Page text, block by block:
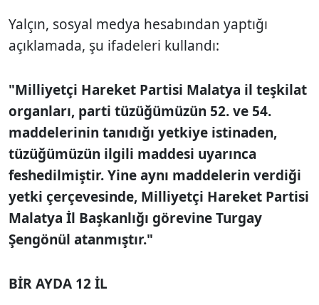
Yalçın, sosyal medya hesabından yaptığı
açıklamada, şu ifadeleri kullandı:
"Milliyetçi Hareket Partisi Malatya il teşkilat
organları, parti tüzüğümüzün 52. ve 54.
maddelerinin tanıdığı yetkiye istinaden,
tüzüğümüzün ilgili maddesi uyarınca
feshedilmiştir. Yine aynı maddelerin verdiği
yetki çerçevesinde, Milliyetçi Hareket Partisi
Malatya İl Başkanlığı görevine Turgay
Şengönül atanmıştır."
BİR AYDA 12 İL